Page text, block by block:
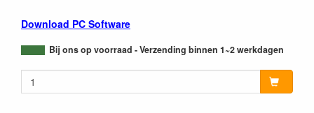
Download PC Software
Bij ons op voorraad - Verzending binnen 1~2 werkdagen